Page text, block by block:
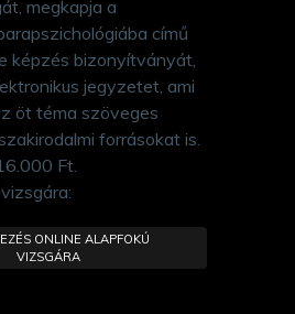
megkapja a
című
képzés bizonyítványát,
jegyzetet, ami
öt téma szöveges
forrásokat is.
Ft.
ONLINE ALAPFOKÚ
VIZSGÁRA